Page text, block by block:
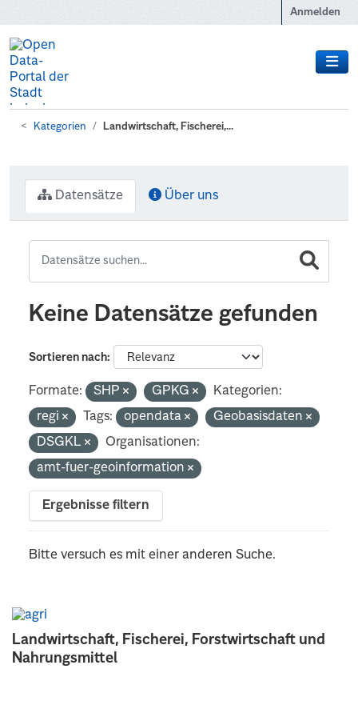
Anmelden
Kategorien Landwirtschaft, Fischerei,...
Landwirtschaft, Fischerei, Forstwirtschaft und
Nahrungsmittel
Datensätze Über uns
Keine Datensätze gefunden
Sortieren nach
Formate: SHP GPKG
Kategorien:
regi
Tags: opendata
Geobasisdaten
DSGKL
Organisationen:
amt-fuer-geoinformation
Ergebnisse filtern
Bitte versuch es mit einer anderen Suche.